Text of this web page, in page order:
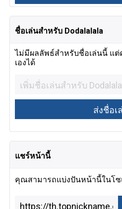
ชื่อเล่นสำหรับ Dodalalala
ไม่มีผลลัพธ์สำหรับชื่อเล่นนี้ แ
เองได้
แชร์หน้านี้
คุณสามารถแบ่งปันหน้านี้ในโซ